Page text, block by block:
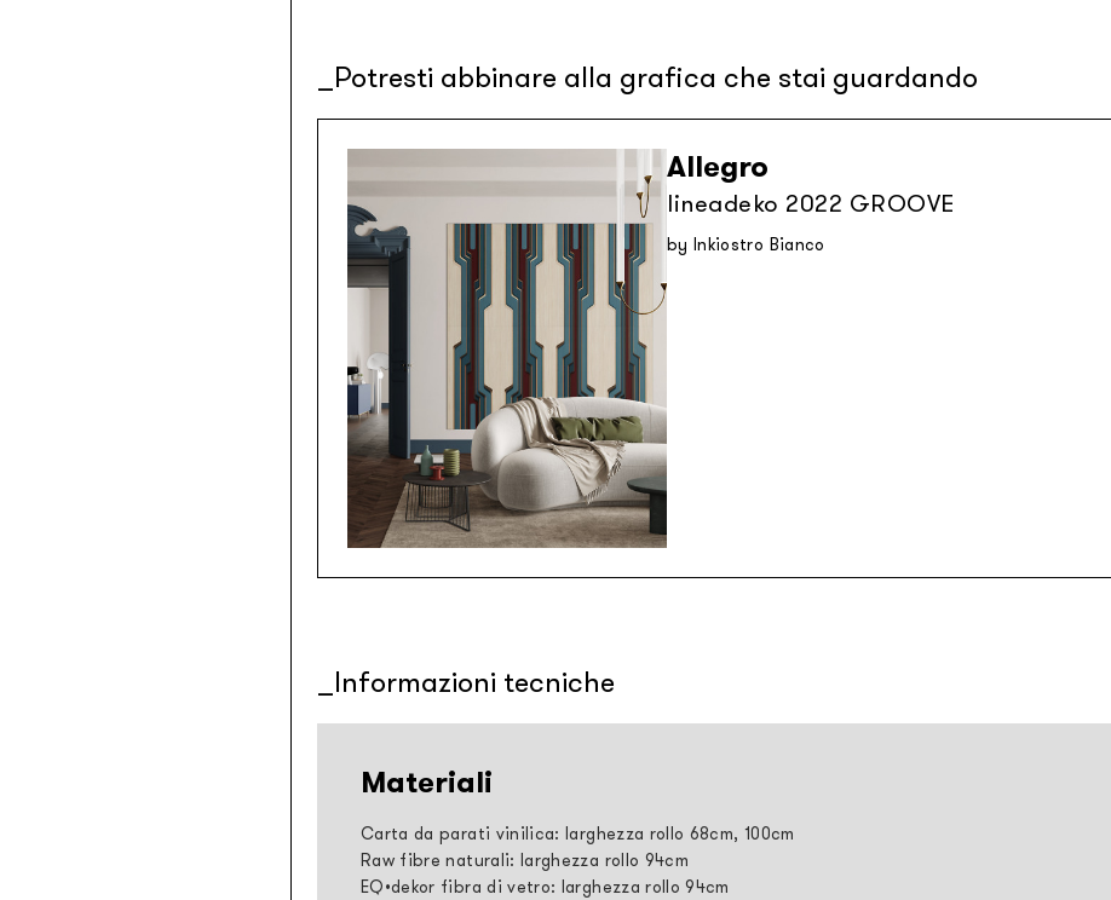
Potresti abbinare alla grafica che stai guardando
Allegro
lineadeko 2022 GROOVE
by Inkiostro Bianco
Informazioni tecniche
Materiali
Carta da parati vinilica: larghezza rollo 68cm, 100cm
Raw fibre naturali: larghezza rollo 94cm
EQ•dekor fibra di vetro: larghezza rollo 94cm